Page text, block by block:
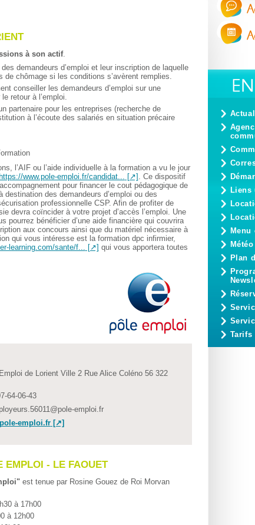
à son actif.
demandeurs d’emploi et leur inscription de laquelle
de chômage si les conditions s’avèrent remplies.
conseiller les demandeurs d’emploi sur une
retour à l’emploi.
partenaire pour les entreprises (recherche de
à l’écoute des salariés en situation précaire
l’AIF ou l’aide individuelle à la formation a vu le jour
www.pole-emploi.fr/candidat...
. Ce dispositif
pour financer le cout pédagogique de
des demandeurs d’emploi ou des
professionnelle CSP. Afin de profiter de
devra coïncider à votre projet d’accès l’emploi. Une
pourrez bénéficier d’une aide financière qui couvrira
aux concours ainsi que du matériel nécessaire à
qui vous intéresse est la formation dpc infirmier,
learning.com/sante/f...
qui vous apportera toutes
de Lorient Ville 2 Rue Alice Coléno 56 322
64-06-43
@pole-emploi.fr
emploi.fr
EMPLOI - LE FAOUET
est tenue par Rosine Gouez de Roi Morvan
à 17h00
à 12h00
Liens
Menu
Plan
Tarifs